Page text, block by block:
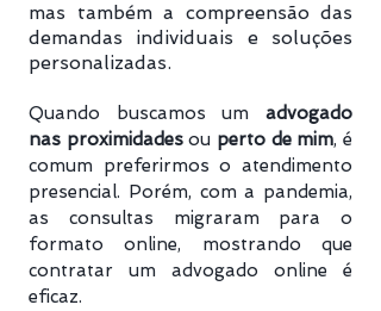
mas também a compreensão das
demandas individuais e soluções
personalizadas.
Quando buscamos um advogado
nas proximidadesou perto de mim, é
comum preferirmos o atendimento
presencial. Porém, com a pandemia,
as consultas migraram para o
formato online, mostrando que
contratar um advogado online é
eficaz.